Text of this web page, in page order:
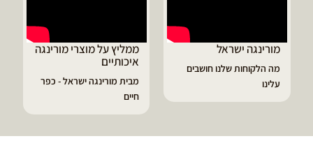
מורינגה ישראל
מה הלקוחות שלנו חושבים
עלינו
ממליץ על מוצרי מורינגה
איכותיים
מבית מורינגה ישראל - כפר
חיים